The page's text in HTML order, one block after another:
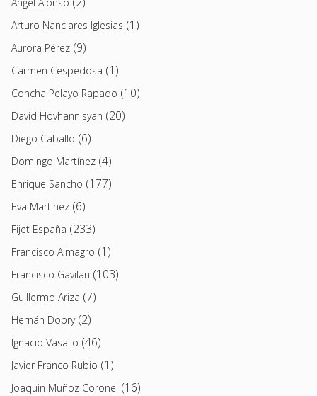
Arturo Nanclares Iglesias (1)
Aurora Pérez (9)
Carmen Cespedosa (1)
Concha Pelayo Rapado (10)
David Hovhannisyan (20)
Diego Caballo (6)
Domingo Martínez (4)
Enrique Sancho (177)
Eva Martinez (6)
Fijet España (233)
Francisco Almagro (1)
Francisco Gavilan (103)
Guillermo Ariza (7)
Hernán Dobry(2)
Ignacio Vasallo (46)
Javier Franco Rubio (1)
Joaquin Muñoz Coronel (16)